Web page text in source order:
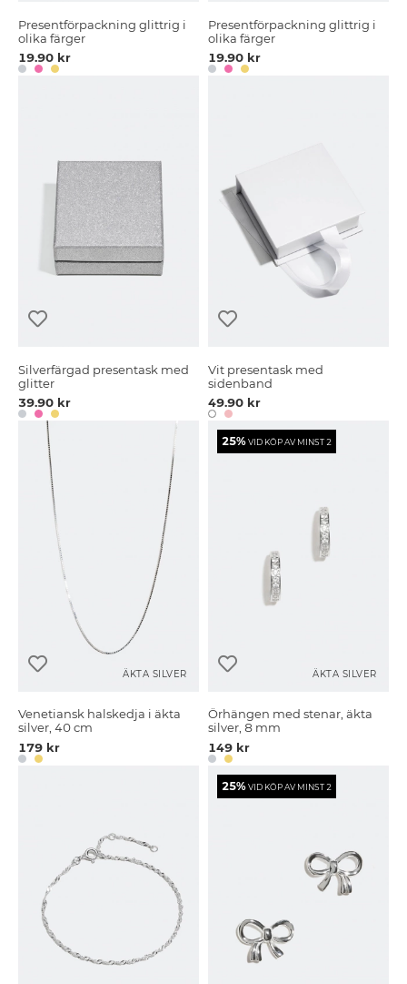
Presentförpackning glittrig i
olika färger
19.90 kr
Presentförpackning glittrig i
olika färger
19.90 kr
Silverfärgad presentask med
glitter
39.90 kr
Vit presentask med
sidenband
49.90 kr
ÄKTA SILVER
Venetiansk halskedja i äkta
silver, 40 cm
179 kr
25%VID KÖP AV MINST 2
ÄKTA SILVER
Örhängen med stenar, äkta
silver, 8 mm
149 kr
25%VID KÖP AV MINST 2